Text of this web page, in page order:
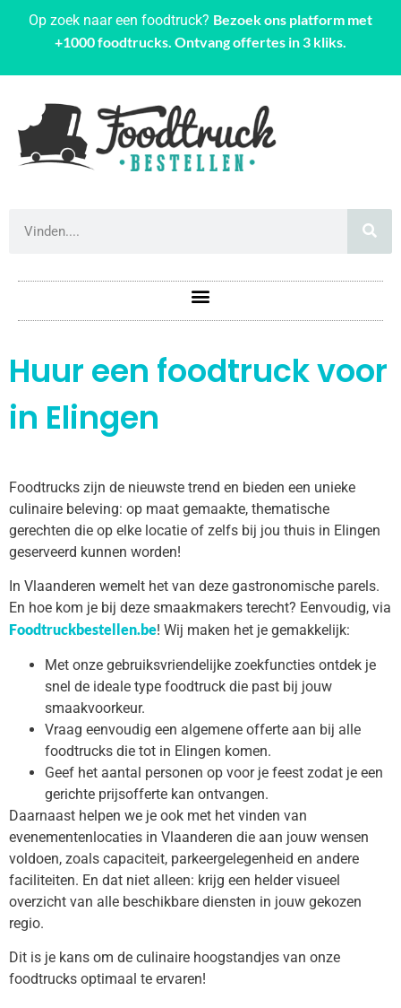
Op zoek naar een foodtruck? Bezoek ons platform met
+1000 foodtrucks. Ontvang offertes in 3 kliks.
Huur een foodtruck voor
in Elingen
Foodtrucks zijn de nieuwste trend en bieden een unieke
culinaire beleving: op maat gemaakte, thematische
gerechten die op elke locatie of zelfs bij jou thuis in Elingen
geserveerd kunnen worden!
In Vlaanderen wemelt het van deze gastronomische parels.
En hoe kom je bij deze smaakmakers terecht? Eenvoudig, via
Foodtruckbestellen.be! Wij maken het je gemakkelijk:
Met onze gebruiksvriendelijke zoekfuncties ontdek je
snel de ideale type foodtruck die past bij jouw
smaakvoorkeur.
Vraag eenvoudig een algemene offerte aan bij alle
foodtrucks die tot in Elingen komen.
Geef het aantal personen op voor je feest zodat je een
gerichte prijsofferte kan ontvangen.
Daarnaast helpen we je ook met het vinden van
evenementenlocaties in Vlaanderen die aan jouw wensen
voldoen, zoals capaciteit, parkeergelegenheid en andere
faciliteiten. En dat niet alleen: krijg een helder visueel
overzicht van alle beschikbare diensten in jouw gekozen
regio.
Dit is je kans om de culinaire hoogstandjes van onze
foodtrucks optimaal te ervaren!